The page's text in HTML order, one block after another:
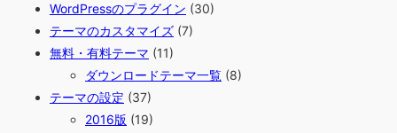
WordPressのプラグイン (30)
テーマのカスタマイズ (7)
無料・有料テーマ (11)
ダウンロードテーマ一覧 (8)
テーマの設定 (37)
2016版 (19)